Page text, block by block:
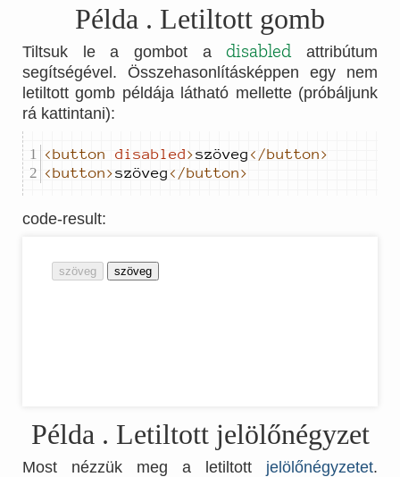
Példa . Letiltott gomb
Tiltsuk le a gombot adisabledattribútum
segítségével. Összehasonlításképpen egy nem
letiltott gomb példája látható mellette (próbáljunk
rá kattintani):
<button disabled>szöveg </button>
<button>szöveg </button>
code-result:
Példa . Letiltott jelölőnégyzet
Most nézzük meg a letiltott jelölőnégyzetet.